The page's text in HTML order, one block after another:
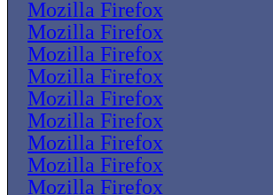
Mozilla Firefox
Mozilla Firefox
Mozilla Firefox
Mozilla Firefox
Mozilla Firefox
Mozilla Firefox
Mozilla Firefox
Mozilla Firefox
Mozilla Firefox